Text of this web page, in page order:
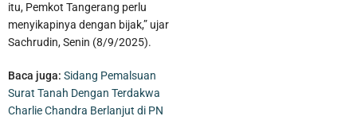
itu, Pemkot Tangerang perlu
menyikapinya dengan bijak,” ujar
Sachrudin, Senin (8/9/2025).
Baca juga: Sidang Pemalsuan
Surat Tanah Dengan Terdakwa
Charlie Chandra Berlanjut di PN